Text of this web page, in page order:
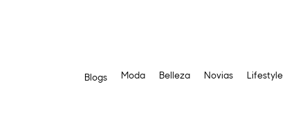
Blogs Moda Belleza Novias Lifestyle